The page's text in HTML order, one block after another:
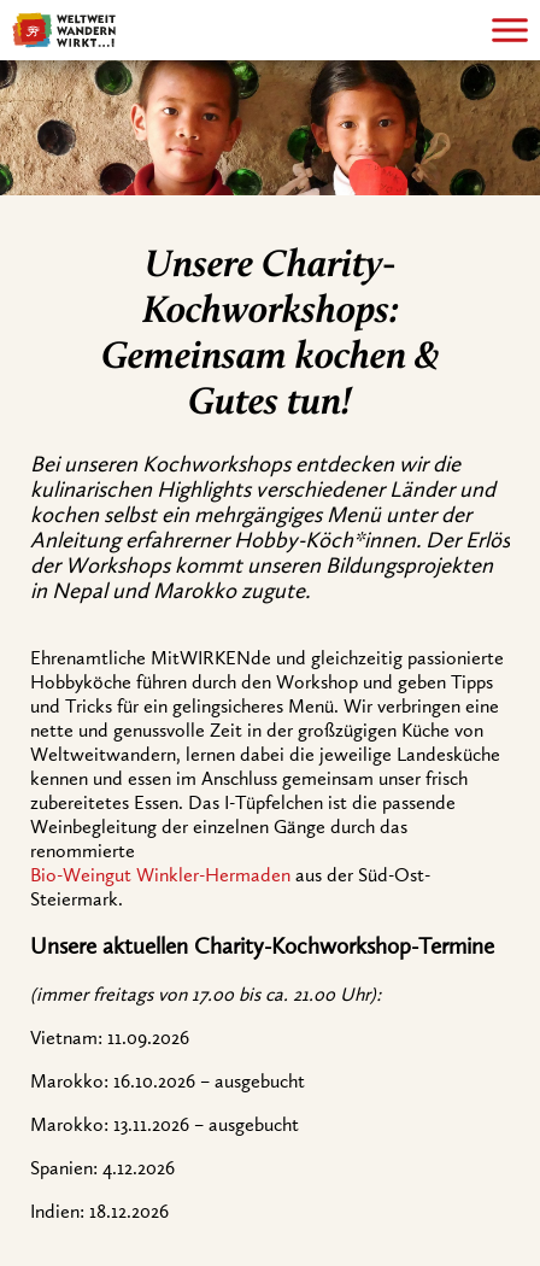
Unsere Charity-
Kochworkshops:
Gemeinsam kochen &
Gutes tun!
Bei unseren Kochworkshops entdecken wir die
kulinarischen Highlights verschiedener Länder und
kochen selbst ein mehrgängiges Menü unter der
Anleitung erfahrerner Hobby-Köch*innen. Der Erlös
der Workshops kommt unseren Bildungsprojekten
in Nepal und Marokko zugute.
Ehrenamtliche MitWIRKENde und gleichzeitig passionierte
Hobbyköche führen durch den Workshop und geben Tipps
und Tricks für ein gelingsicheres Menü. Wir verbringen eine
nette und genussvolle Zeit in der großzügigen Küche von
Weltweitwandern, lernen dabei die jeweilige Landesküche
kennen und essen im Anschluss gemeinsam unser frisch
zubereitetes Essen. Das I-Tüpfelchen ist die passende
Weinbegleitung der einzelnen Gänge durch das
renommierte
Bio-Weingut Winkler-Hermaden aus der Süd-Ost-
Steiermark.
Unsere aktuellen Charity-Kochworkshop-Termine
(immer freitags von 17.00 bis ca. 21.00 Uhr):
Vietnam: 11.09.2026
Marokko: 16.10.2026 – ausgebucht
Marokko: 13.11.2026 – ausgebucht
Spanien: 4.12.2026
Indien: 18.12.2026